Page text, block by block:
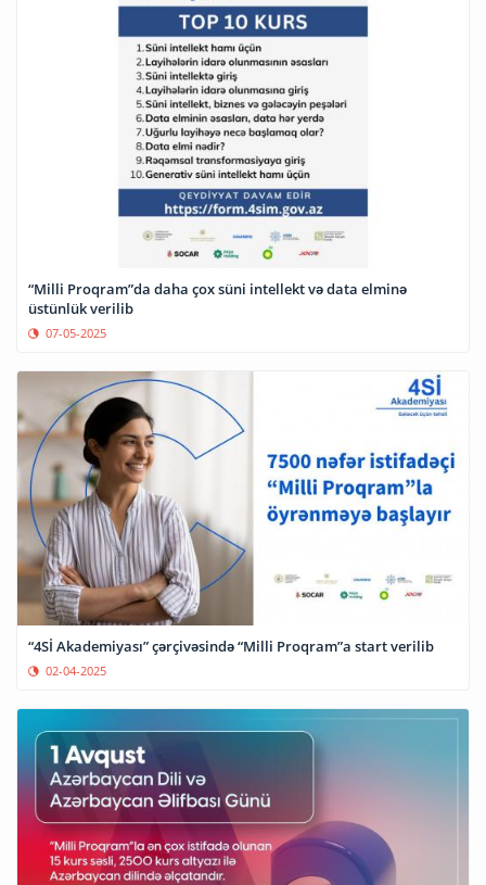
“Milli Proqram”da daha çox süni intellekt və data elminə
üstünlük verilib
07-05-2025
“4Sİ Akademiyası” çərçivəsində “Milli Proqram”a start verilib
02-04-2025